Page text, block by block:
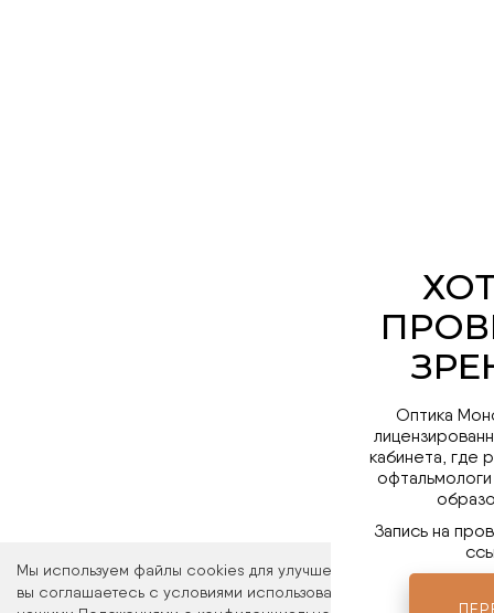
Мы используем файлы cookies для улучшения работы сайта.
вы соглашаетесь с условиями использования файлов cookies.
Оптика
кабинета, где
Запись на